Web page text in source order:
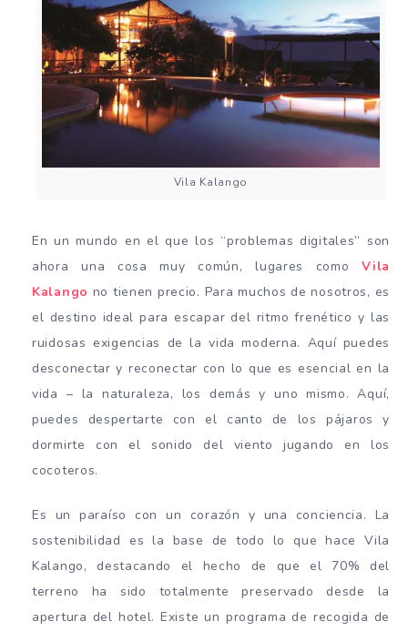
Vila Kalango
En un mundo en el que los “problemas digitales” son
ahora una cosa muy común, lugares comoVila
Kalango no tienen precio. Para muchos de nosotros, es
el destino ideal para escapar del ritmo frenético y las
ruidosas exigencias de la vida moderna. Aquí puedes
desconectar y reconectar con lo que es esencial en la
vida – la naturaleza, los demás y uno mismo. Aquí,
puedes despertarte con el canto de los pájaros y
dormirte con el sonido del viento jugando en los
cocoteros.
Es un paraíso con un corazón y una conciencia. La
sostenibilidad es la base de todo lo que hace Vila
Kalango, destacando el hecho de que el 70% del
terreno ha sido totalmente preservado desde la
apertura del hotel. Existe un programa de recogida de